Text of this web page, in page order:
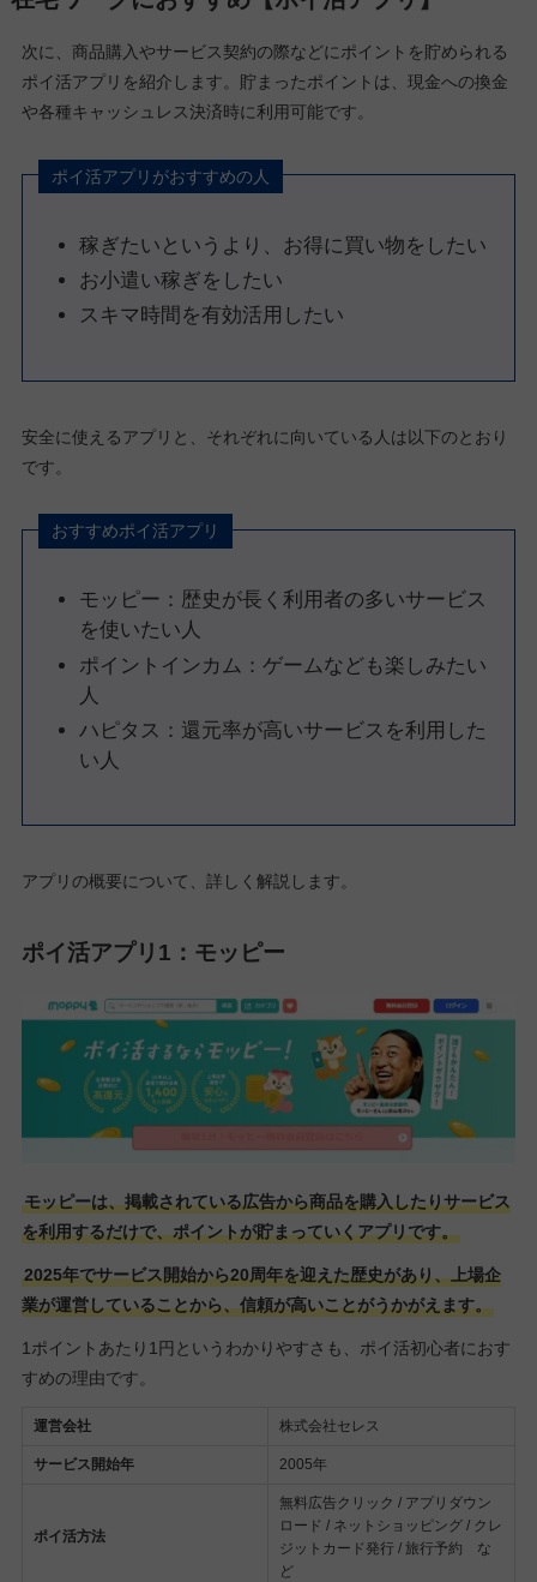
次に、商品購入やサービス契約の際などにポイントを貯められる
ポイ活アプリを紹介します。貯まったポイントは、現金への換金
や各種キャッシュレス決済時に利用可能です。
ポイ活アプリがおすすめの人
稼ぎたいというより、お得に買い物をしたい
お小遣い稼ぎをしたい
スキマ時間を有効活用したい
安全に使えるアプリと、それぞれに向いている人は以下のとおり
です。
おすすめポイ活アプリ
モッピー：歴史が長く利用者の多いサービス
を使いたい人
ポイントインカム：ゲームなども楽しみたい
人
ハピタス：還元率が高いサービスを利用した
い人
アプリの概要について、詳しく解説します。
ポイ活アプリ1：モッピー
モッピーは、掲載されている広告から商品を購入したりサービス
を利用するだけで、ポイントが貯まっていくアプリです。
2025年でサービス開始から20周年を迎えた歴史があり、上場企
業が運営していることから、信頼が高いことがうかがえます。
1ポイントあたり1円というわかりやすさも、ポイ活初心者におす
すめの理由です。
運営会社 株式会社セレス
サービス開始年 2005年
ポイ活方法
無料広告クリック / アプリダウン
ロード / ネットショッピング / クレ
ジットカード発行 / 旅行予約 な
ど